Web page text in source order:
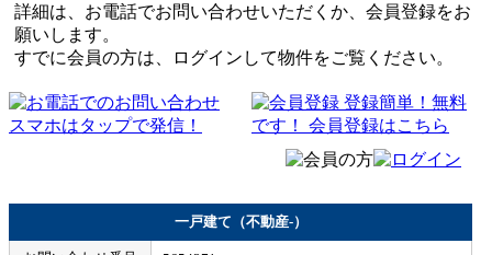
詳細は、お電話でお問い合わせいただくか、会員登録をお
願いします。
すでに会員の方は、ログインして物件をご覧ください。
一戸建て（不動産-）